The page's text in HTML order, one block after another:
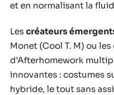
et en normalisant la
Lescréateurs
Monet (Cool T. M) ou
d’Afterhomework
innovantes : costumes
hybride, le tout sans